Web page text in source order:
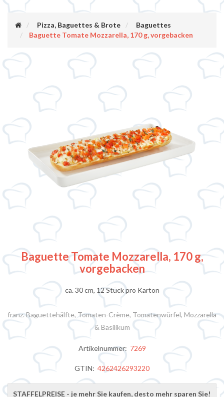
Pizza, Baguettes & Brote
Baguettes
Baguette Tomate Mozzarella, 170 g, vorgebacken
Baguette Tomate Mozzarella, 170 g,
vorgebacken
ca. 30 cm, 12 Stück pro Karton
franz. Baguettehälfte, Tomaten-Crème, Tomatenwürfel, Mozzarella
& Basilikum
Artikelnummer: 7269
GTIN: 4262426293220
STAFFELPREISE - je mehr Sie kaufen, desto mehr sparen Sie!